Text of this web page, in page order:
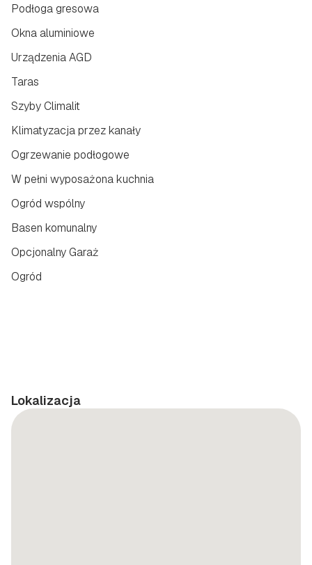
Podłoga gresowa
Okna aluminiowe
Urządzenia AGD
Taras
Szyby Climalit
Klimatyzacja przez kanały
Ogrzewanie podłogowe
W pełni wyposażona kuchnia
Ogród wspólny
Basen komunalny
Opcjonalny Garaż
Ogród
Lokalizacja